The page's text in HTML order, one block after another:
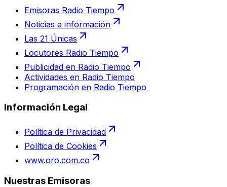
Emisoras Radio Tiempo
Noticias e información
Las 21 Únicas
Locutores Radio Tiempo
Publicidad en Radio Tiempo
Actividades en Radio Tiempo
Programación en Radio Tiempo
Información Legal
Política de Privacidad
Política de Cookies
www.oro.com.co
Nuestras Emisoras